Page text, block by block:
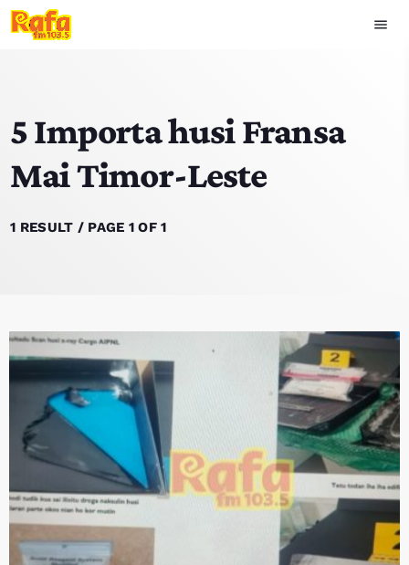
menu
play_arrow OUVIR RAFA
HOME
TOP 15
PODCAST SIRA
PROGRAMA SIRA
VÍDEO SIRA
EVENTU SIRA
5 Importa husi Fransa
Mai Timor-Leste
1 RESULT / PAGE 1 OF 1